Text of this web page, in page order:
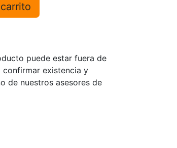
puede estar fuera de
existencia y
de nuestros asesores de